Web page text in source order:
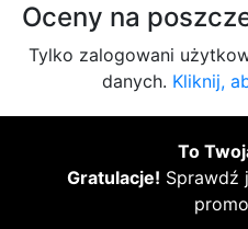
Oceny na
Tylko zalogowani
danych. Kliknij,
To
Gratulacje! Sprawdź